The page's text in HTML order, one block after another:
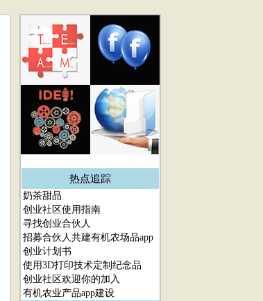
热点追踪
奶茶甜品
创业社区使用指南
寻找创业合伙人
招募合伙人共建有机农场品app
创业计划书
使用3D打印技术定制纪念品
创业社区欢迎你的加入
有机农业产品app建设